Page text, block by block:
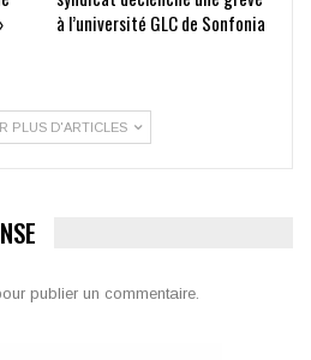
à l’université GLC de Sonfonia
PLUS D'ARTICLES
publier un commentaire.